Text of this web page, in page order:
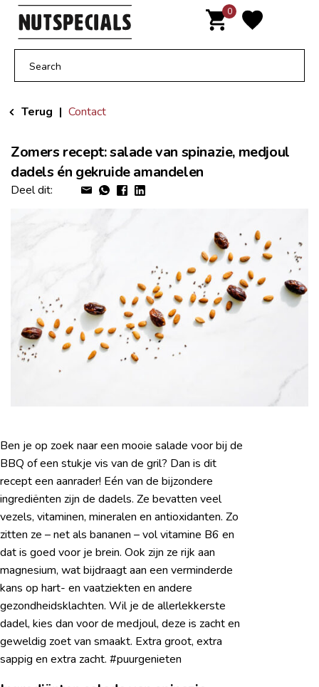
Door
naar
inhoud
0
Terug | Contact
Zomers recept: salade van spinazie, medjoul
dadels én gekruide amandelen
Deel dit:
Ben je op zoek naar een mooie salade voor bij de
BBQ of een stukje vis van de gril? Dan is dit
recept een aanrader! Eén van de bijzondere
ingrediënten zijn de dadels. Ze bevatten veel
vezels, vitaminen, mineralen en antioxidanten. Zo
zitten ze – net als bananen – vol vitamine B6 en
dat is goed voor je brein. Ook zijn ze rijk aan
magnesium, wat bijdraagt aan een verminderde
kans op hart- en vaatziekten en andere
gezondheidsklachten. Wil je de allerlekkerste
dadel, kies dan voor de medjoul, deze is zacht en
geweldig zoet van smaakt. Extra groot, extra
sappig en extra zacht. #puurgenieten